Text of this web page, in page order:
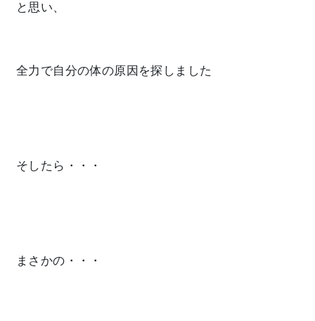
と思い、
全力で自分の体の原因 を探しました
そしたら・・・
まさかの・・・